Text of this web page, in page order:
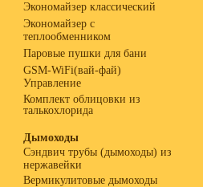
Экономайзер классический
Экономайзер с
теплообменником
Паровые пушки для бани
GSM-WiFi(вай-фай)
Управление
Комплект облицовки из
талькохлорида
Дымоходы
Сэндвич трубы (дымоходы) из
нержавейки
Вермикулитовые дымоходы